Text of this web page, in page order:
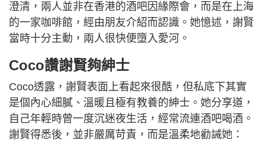
澄清，兩人並非在香港的酒吧因緣際會，而是在上海
的一家咖啡館，經由朋友介紹而認識。她憶述，謝賢
當時十分主動，兩人很快便墮入愛河。
Coco讚謝賢夠紳士
Coco透露，謝賢表面上看起來很酷，但私底下其實
是個內心細膩、溫暖且極有教養的紳士。她分享道，
自己年輕時曾一度沉迷夜生活，經常流連酒吧喝酒。
謝賢得悉後，並非嚴厲苛責，而是溫柔地勸誡她：